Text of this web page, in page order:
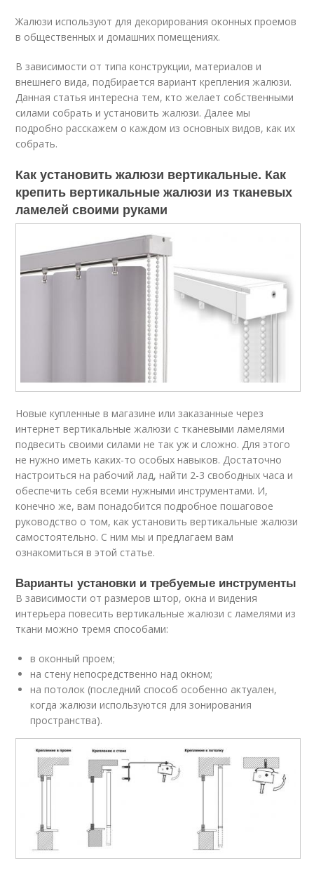
Жалюзи используют для декорирования оконных проемов
в общественных и домашних помещениях.
В зависимости от типа конструкции, материалов и
внешнего вида, подбирается вариант крепления жалюзи.
Данная статья интересна тем, кто желает собственными
силами собрать и установить жалюзи. Далее мы
подробно расскажем о каждом из основных видов, как их
собрать.
Как установить жалюзи вертикальные. Как
крепить вертикальные жалюзи из тканевых
ламелей своими руками
Новые купленные в магазине или заказанные через
интернет вертикальные жалюзи с тканевыми ламелями
подвесить своими силами не так уж и сложно. Для этого
не нужно иметь каких-то особых навыков. Достаточно
настроиться на рабочий лад, найти 2-3 свободных часа и
обеспечить себя всеми нужными инструментами. И,
конечно же, вам понадобится подробное пошаговое
руководство о том, как установить вертикальные жалюзи
самостоятельно. С ним мы и предлагаем вам
ознакомиться в этой статье.
Варианты установки и требуемые инструменты
В зависимости от размеров штор, окна и видения
интерьера повесить вертикальные жалюзи с ламелями из
ткани можно тремя способами:
в оконный проем;
на стену непосредственно над окном;
на потолок (последний способ особенно актуален,
когда жалюзи используются для зонирования
пространства).